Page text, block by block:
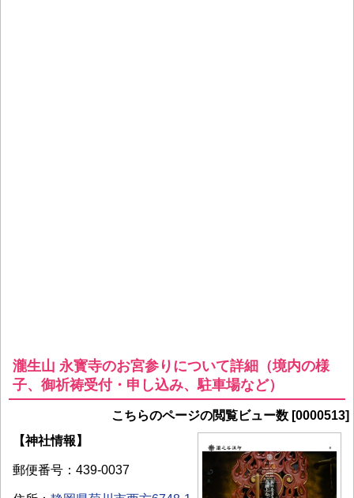
瀧生山 永寳寺のお宮参りについて詳細（境内の様
子、御祈祷受付・申し込み、駐車場など）
こちらのページの閲覧ビュー数 [0000513]
【神社情報】
郵便番号：439-0037